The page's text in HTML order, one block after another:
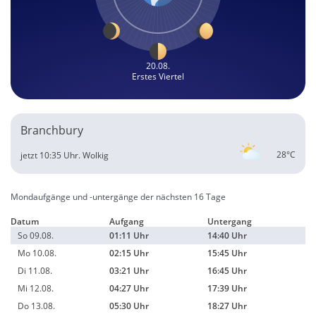
20.08.
Erstes Viertel
Branchbury
28°C
jetzt 10:35 Uhr.Wolkig
Mondaufgänge und -untergänge der nächsten 16 Tage
Datum Aufgang
Untergang
So 09.08.
01:11 Uhr
14:40 Uhr
Mo 10.08.
02:15 Uhr
15:45 Uhr
Di 11.08.
03:21 Uhr
16:45 Uhr
Mi 12.08.
04:27 Uhr
17:39 Uhr
Do 13.08.
05:30 Uhr
18:27 Uhr